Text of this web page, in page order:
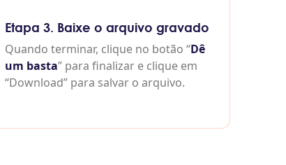
Etapa 3. Baixe o arquivo gravado
Quando terminar, clique no botão “Dê
um basta” para finalizar e clique em
“Download” para salvar o arquivo.